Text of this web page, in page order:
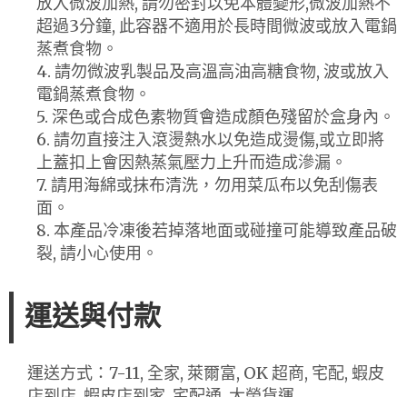
超過3分鐘, 此容器不適用於長時間微波或放入電鍋
蒸煮食物。
4. 請勿微波乳製品及高溫高油高糖食物, 波或放入
電鍋蒸煮食物。
5. 深色或合成色素物質會造成顏色殘留於盒身內。
6. 請勿直接注入滾燙熱水以免造成燙傷,或立即將
上蓋扣上會因熱蒸氣壓力上升而造成滲漏。
7. 請用海綿或抹布清洗，勿用菜瓜布以免刮傷表
面。
8. 本產品冷凍後若掉落地面或碰撞可能導致產品破
裂, 請小心使用。
運送與付款
運送方式：7-11, 全家, 萊爾富, OK 超商, 宅配, 蝦皮